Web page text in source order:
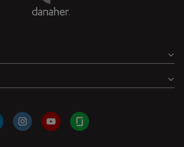
InstagramYouTubeGlassdoor